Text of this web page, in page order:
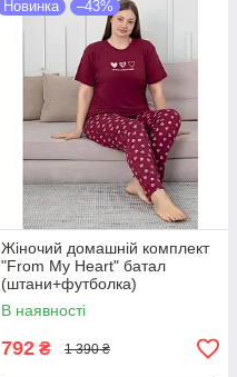
Новинка –43%
Жіночий домашній комплект
"From My Heart" батал
(штани+футболка)
В наявності
792 ₴ 1 390 ₴